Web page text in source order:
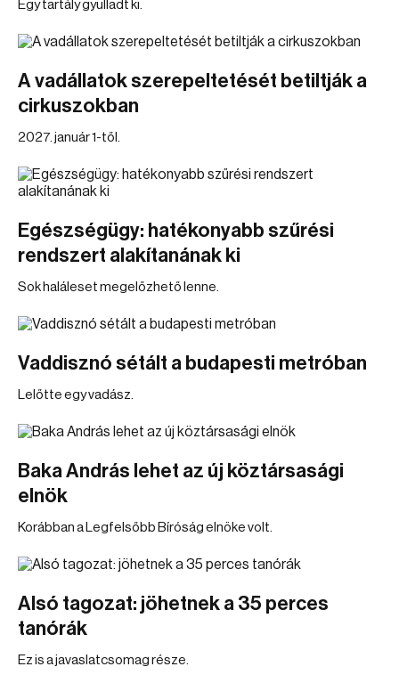
Egy tartály gyulladt ki.
A vadállatok szerepeltetését betiltják a
cirkuszokban
2027. január 1-től.
Egészségügy: hatékonyabb szűrési
rendszert alakítanának ki
Sok haláleset megelőzhető lenne.
Vaddisznó sétált a budapesti metróban
Lelőtte egy vadász.
Baka András lehet az új köztársasági
elnök
Korábban a Legfelsőbb Bíróság elnöke volt.
Alsó tagozat: jöhetnek a 35 perces
tanórák
Ez is a javaslatcsomag része.